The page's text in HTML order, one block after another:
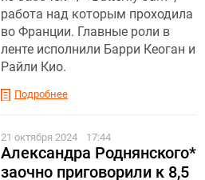
работа над которым проходила
во Франции. Главные роли в
ленте исполнили Барри Кеоган и
Райли Кио.
Подробнее
21 октября 2024 17:44
Александра Роднянского*
заочно приговорили к 8,5